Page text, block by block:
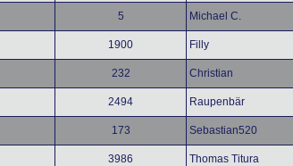
5 Michael C.
1900 Filly
232 Christian
2494 Raupenbär
173 Sebastian520
3986 Thomas Titura